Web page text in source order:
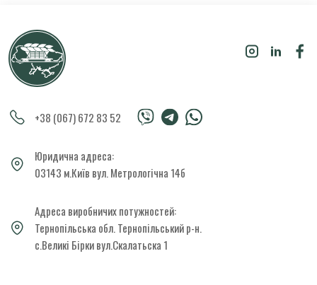
+38 (067) 672 83 52
Юридична адреса:
03143 м.Київ вул. Метрологічна 14б
Адреса виробничих потужностей:
Тернопільська обл. Тернопільський р-н.
с.Великі Бірки вул.Скалатьска 1